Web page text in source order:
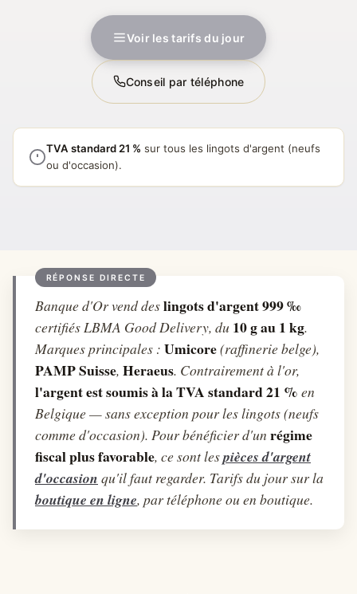
Voir les tarifs du jour
Conseil par téléphone
TVA standard 21 % sur tous les lingots d'argent (neufs
ou d'occasion).
Banque d'Or vend deslingots d'argent 999 ‰
certifiés LBMA Good Delivery, du 10 g au 1 kg.
Marques principales : Umicore(raffinerie belge),
PAMP Suisse, Heraeus. Contrairement à l'or,
l'argent est soumis à la TVA standard 21 % en
Belgique — sans exception pour les lingots (neufs
comme d'occasion). Pour bénéficier d'un régime
fiscal plus favorable, ce sont lespièces d'argent
d'occasion qu'il faut regarder. Tarifs du jour sur la
boutique en ligne, par téléphone ou en boutique.